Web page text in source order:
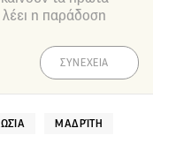
λέει η παράδοση
ΣΥΝΕΧΕΙΑ
ΜΑΔΡΊΤΗ